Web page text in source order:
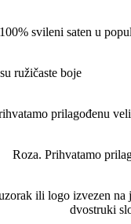
svileni saten u
ružičaste boje
prilagođenu
Roza. Prihvatamo
ili logo izvezen
dvostruki